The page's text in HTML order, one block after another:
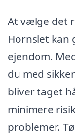
At vælge det
Hornslet kan
ejendom.
du med
bliver taget
minimere
problemer.